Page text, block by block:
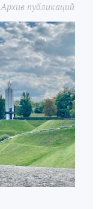
Архив публикаций